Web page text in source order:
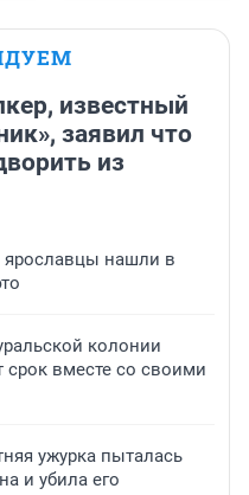
известный
заявил что
из
ярославцы нашли в
колонии
вместе со своими
ужурка пыталась
и убила его